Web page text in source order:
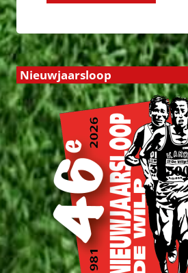
Nieuwjaarsloop